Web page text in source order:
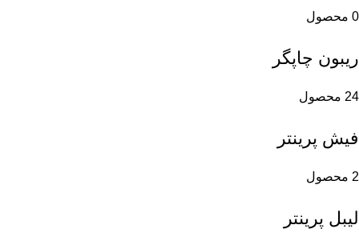
0 محصول
ریبون چاپگر
24 محصول
فیش پرینتر
2 محصول
لیبل پرینتر